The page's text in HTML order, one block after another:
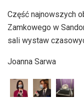
Część najnowszych
Zamkowego w
sali wystaw
Joanna Sarwa